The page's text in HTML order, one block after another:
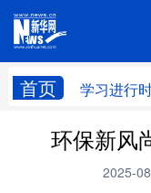
首页 学习进行
首页 学
环保新风
2025-